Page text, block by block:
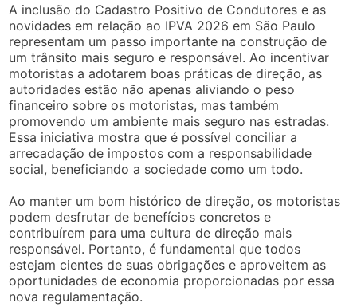
A inclusão do Cadastro Positivo de Condutores e as
novidades em relação ao IPVA 2026 em São Paulo
representam um passo importante na construção de
um trânsito mais seguro e responsável. Ao incentivar
motoristas a adotarem boas práticas de direção, as
autoridades estão não apenas aliviando o peso
financeiro sobre os motoristas, mas também
promovendo um ambiente mais seguro nas estradas.
Essa iniciativa mostra que é possível conciliar a
arrecadação de impostos com a responsabilidade
social, beneficiando a sociedade como um todo.
Ao manter um bom histórico de direção, os motoristas
podem desfrutar de benefícios concretos e
contribuírem para uma cultura de direção mais
responsável. Portanto, é fundamental que todos
estejam cientes de suas obrigações e aproveitem as
oportunidades de economia proporcionadas por essa
nova regulamentação.